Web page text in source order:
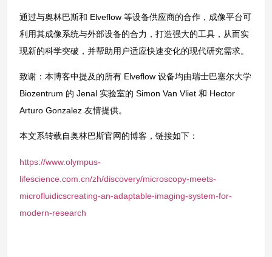
通过与奥林巴斯和 Elveflow 等设备供应商的合作，成像平台可
利用其成像系统与外部设备的合力，打造强大的工具，从而实
现新的科学突破，并帮助用户适应快速变化的现代研究需求。
致谢：本博客中提及的所有 Elveflow 设备均由瑞士巴塞尔大学
Biozentrum 的 Jenal 实验室的 Simon Van Vliet 和 Hector
Arturo Gonzalez 友情提供。
本文系转载自奥林巴斯官网的博客，链接如下：
https://www.olympus-
lifescience.com.cn/zh/discovery/microscopy-meets-
microfluidicscreating-an-adaptable-imaging-system-for-
modern-research